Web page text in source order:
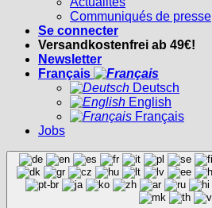
Communiqués de presse
Se connecter
Versandkostenfrei ab 49€!
Newsletter
Français
Deutsch
English
Français
Jobs